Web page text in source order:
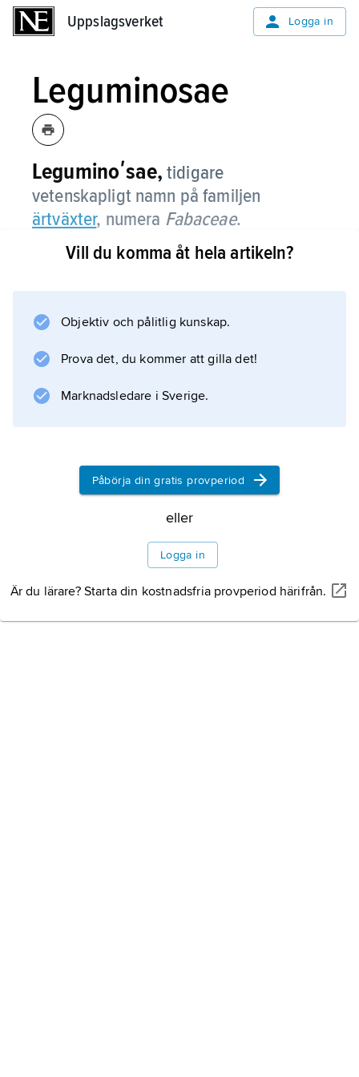
Uppslagsverket Logga in
Leguminosae
Leguminoʹsae, tidigare
vetenskapligt namn på familjen
ärtväxter, numera Fabaceae.
Information om artikeln
Vill du komma åt hela artikeln?
Objektiv och pålitlig kunskap.
Prova det, du kommer att gilla det!
Marknadsledare i Sverige.
Påbörja din gratis provperiod
eller
Logga in
Är du lärare? Starta din kostnadsfria provperiod härifrån.